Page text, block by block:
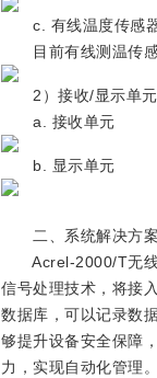
c. 有线温度传感器
目前有线测温传感
2）接收/显示单元
a. 接收单元
b. 显示单元
二、系统解决方
Acrel-2000/T无线
信号处理技术，将接
数据库，可以记录数
够提升设备安全保障
力，实现自动化管理